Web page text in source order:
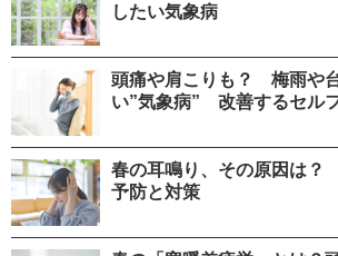
したい気象病
頭痛や肩こりも？ 梅雨や
い”気象病” 改善するセル
春の耳鳴り、その原因は？
予防と対策